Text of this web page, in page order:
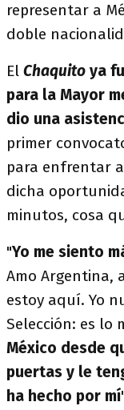
representar a
doble
El Chaquito ya
para la Mayor
dio una
primer
para enfrentar
dicha
minutos, cosa
"Yo me siento
Amo Argentina,
estoy aquí. Yo
Selección: es lo
México desde
puertas y le
ha hecho por mí